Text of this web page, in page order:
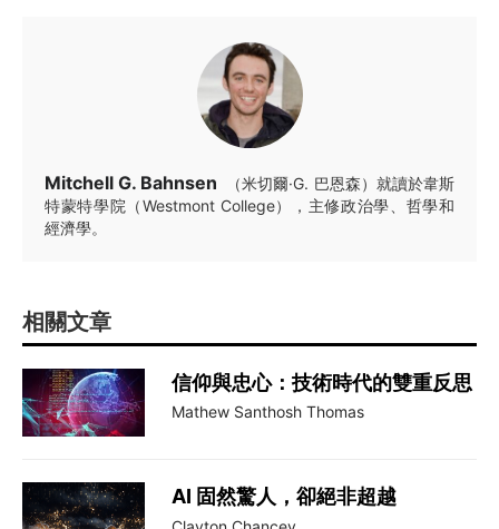
Mitchell G. Bahnsen
（米切爾·G. 巴恩森）就讀於韋斯
特蒙特學院（Westmont College），主修政治學、哲學和
經濟學。
相關文章
信仰與忠心：技術時代的雙重反思
Mathew Santhosh Thomas
AI 固然驚人，卻絕非超越